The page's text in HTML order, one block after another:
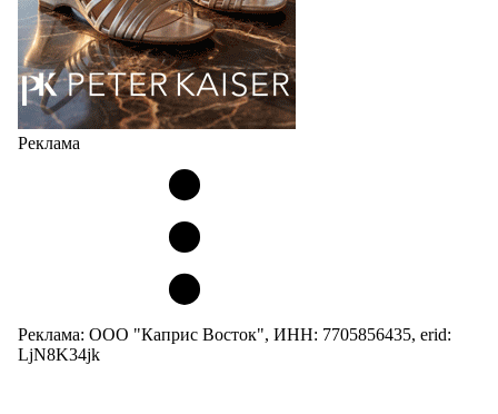
Реклама
Реклама: ООО "Каприс Восток", ИНН: 7705856435, erid:
LjN8K34jk